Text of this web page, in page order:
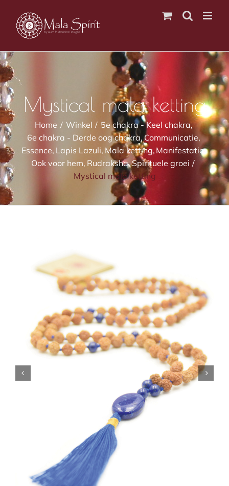
naar
inhoud
Mystical mala ketting
Home Winkel
5e chakra - Keel chakra
6e chakra - Derde oog chakra Communicatie
Essence Lapis Lazuli Mala ketting Manifestatie
Ook voor hem Rudraksha Spirituele groei
Mystical mala ketting